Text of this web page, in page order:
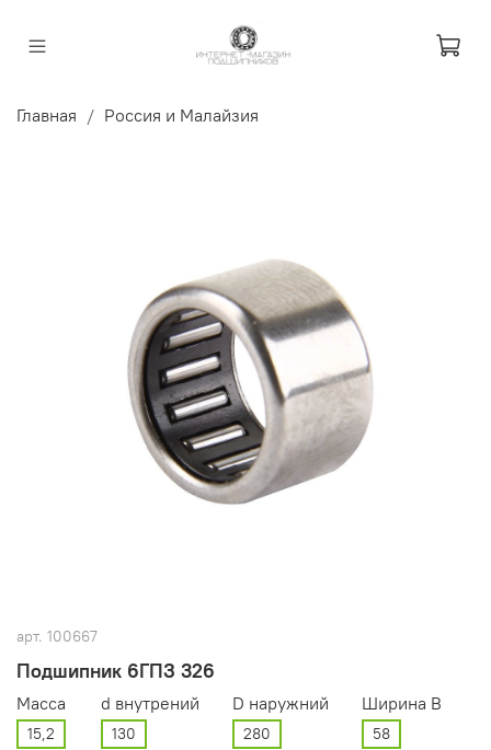
Главная Россия и Малайзия
арт. 100667
Подшипник 6ГПЗ 326
Масса
15,2
d внутрений
130
D наружний
280
Ширина В
58